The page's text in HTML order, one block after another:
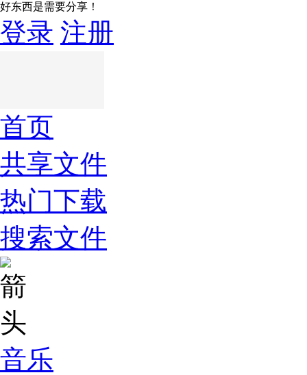
好东西是需要分享！
登录 注册
首页
共享文件
热门下载
搜索文件
音乐